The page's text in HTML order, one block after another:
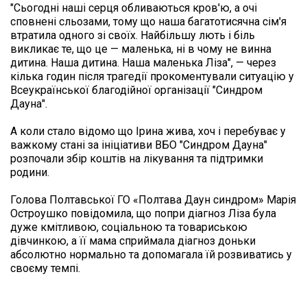
"Сьогодні наші серця обливаються кров'ю, а очі
сповнені сльозами, тому що наша багатотисячна сім'я
втратила одного зі своїх. Найбільшу лють і біль
викликає те, що це — маленька, ні в чому не винна
дитина. Наша дитина. Наша маленька Ліза", — через
кілька годин після трагедії прокоментували ситуацію у
Всеукраїнської благодійної організації "Синдром
Дауна".
А коли стало відомо що Ірина жива, хоч і перебуває у
важкому стані за ініціативи ВБО "Синдром Дауна"
розпочали збір коштів на лікування та підтримки
родини.
Голова Полтавської ГО «Полтава Даун синдром» Марія
Остроушко повідомила, що попри діагноз Ліза була
дуже кмітливою, соціальною та товариською
дівчинкою, а її мама сприймала діагноз доньки
абсолютно нормально та допомагала їй розвиватись у
своєму темпі.